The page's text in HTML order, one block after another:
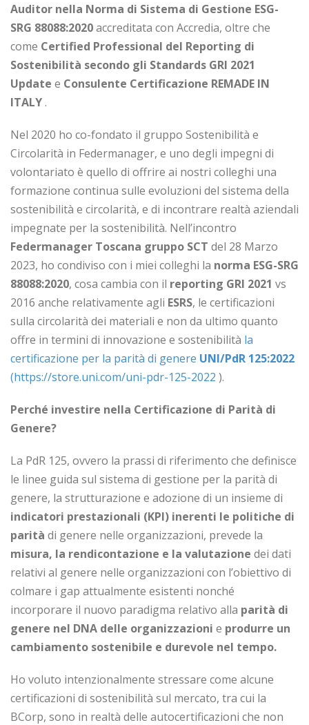
Auditor nella Norma di Sistema di Gestione ESG-
SRG 88088:2020accreditata con Accredia, oltre che
come Certified Professional del Reporting di
Sostenibilità secondo gli Standards GRI 2021
Update e Consulente Certificazione REMADE IN
ITALY.
Nel 2020 ho co-fondato il gruppo Sostenibilità e
Circolarità in Federmanager, e uno degli impegni di
volontariato è quello di offrire ai nostri colleghi una
formazione continua sulle evoluzioni del sistema della
sostenibilità e circolarità, e di incontrare realtà aziendali
impegnate per la sostenibilità. Nell’incontro
Federmanager Toscana gruppo SCT del 28 Marzo
2023, ho condiviso con i miei colleghi la norma ESG-SRG
88088:2020, cosa cambia con il reporting GRI 2021 vs
2016 anche relativamente agli ESRS, le certificazioni
sulla circolarità dei materiali e non da ultimo quanto
offre in termini di innovazione e sostenibilità la
certificazione per la parità di genere UNI/PdR 125:2022
(https://store.uni.com/uni-pdr-125-2022 ).
Perché investire nella Certificazione di Parità di
Genere?
La PdR 125, ovvero la prassi di riferimento che definisce
le linee guida sul sistema di gestione per la parità di
genere, la strutturazione e adozione di un insieme di
indicatori prestazionali (KPI) inerenti le politiche di
parità di genere nelle organizzazioni, prevede la
misura, la rendicontazione e la valutazione dei dati
relativi al genere nelle organizzazioni con l’obiettivo di
colmare i gap attualmente esistenti nonché
incorporare il nuovo paradigma relativo alla parità di
genere nel DNA delle organizzazioni e produrre un
cambiamento sostenibile e durevole nel tempo.
Ho voluto intenzionalmente stressare come alcune
certificazioni di sostenibilità sul mercato, tra cui la
BCorp, sono in realtà delle autocertificazioni che non